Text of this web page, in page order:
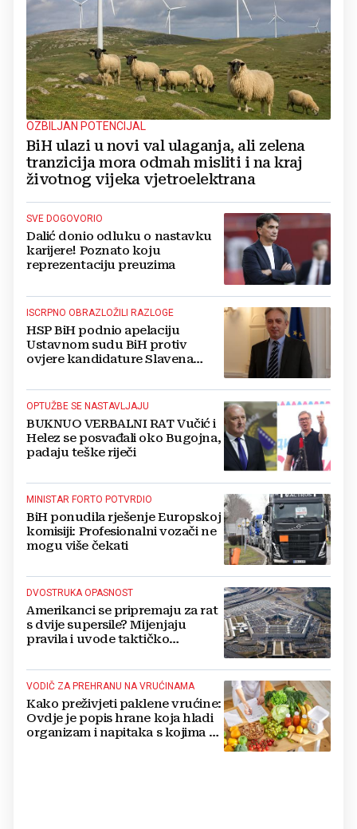
OZBILJAN POTENCIJAL
BiH ulazi u novi val ulaganja, ali zelena
tranzicija mora odmah misliti i na kraj
životnog vijeka vjetroelektrana
SVE DOGOVORIO
Dalić donio odluku o nastavku
karijere! Poznato koju
reprezentaciju preuzima
ISCRPNO OBRAZLOŽILI RAZLOGE
HSP BiH podnio apelaciju
Ustavnom sudu BiH protiv
ovjere kandidature Slavena
OPTUŽBE SE NASTAVLJAJU
BUKNUO VERBALNI RAT Vučić i
Helez se posvađali oko Bugojna,
padaju teške riječi
MINISTAR FORTO POTVRDIO
BiH ponudila rješenje Europskoj
komisiji: Profesionalni vozači ne
mogu više čekati
DVOSTRUKA OPASNOST
Amerikanci se pripremaju za rat
s dvije supersile? Mijenjaju
pravila i uvode taktičko
VODIČ ZA PREHRANU NA VRUĆINAMA
Kako preživjeti paklene vrućine:
Ovdje je popis hrane koja hladi
organizam i napitaka s kojima si